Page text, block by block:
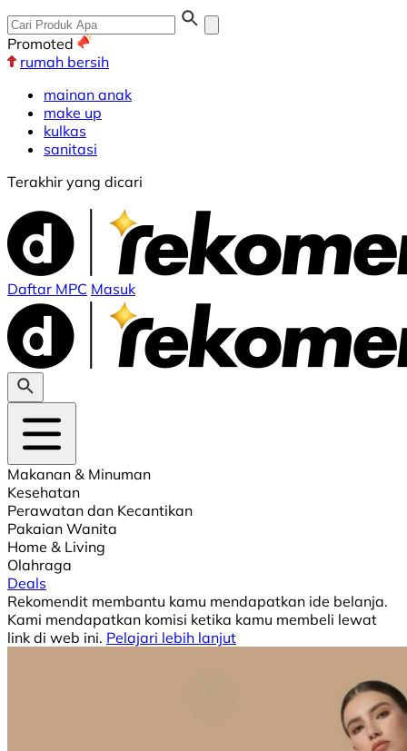
Promoted
rumah bersih
mainan anak
make up
kulkas
sanitasi
Terakhir yang dicari
Daftar MPC Masuk
Makanan & Minuman
Kesehatan
Perawatan dan Kecantikan
Pakaian Wanita
Home & Living
Olahraga
Deals
Rekomendit membantu kamu mendapatkan ide belanja.
Kami mendapatkan komisi ketika kamu membeli lewat
link di web ini. Pelajari lebih lanjut